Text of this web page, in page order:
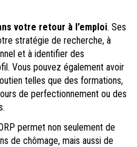
votre retour à l’emploi. Ses
stratégie de recherche, à
et à identifier des
Vous pouvez également avoir
telles que des formations,
de perfectionnement ou des
permet non seulement de
de chômage, mais aussi de